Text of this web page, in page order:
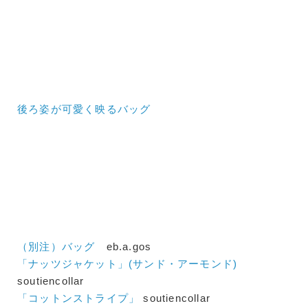
後ろ姿が可愛く映るバッグ
（別注）バッグ eb.a.gos
「ナッツジャケット」(サンド・アーモンド)
soutiencollar
「コットンストライプ」
soutiencollar